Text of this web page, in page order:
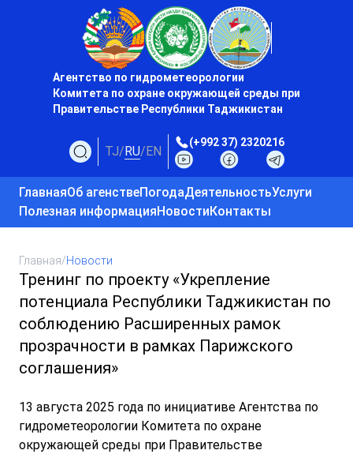
Агентство по гидрометеорологии
Комитета по охране окружающей среды при
Правительстве Республики Таджикистан
TJ/RU/EN
(+992 37) 2320216
ГлавнаяОб агенствеПогодаДеятельностьУслуги
Полезная информацияНовостиКонтакты
Главная/Новости
Тренинг по проекту «Укрепление
потенциала Республики Таджикистан по
соблюдению Расширенных рамок
прозрачности в рамках Парижского
соглашения»
13 августа 2025 года по инициативе Агентства по
гидрометеорологии Комитета по охране
окружающей среды при Правительстве